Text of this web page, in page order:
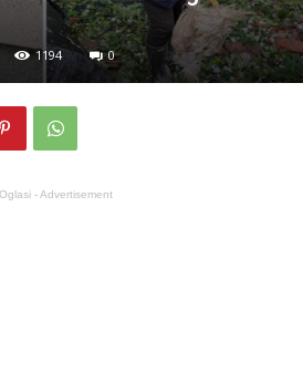
1194 0
Oglasi - Advertisement